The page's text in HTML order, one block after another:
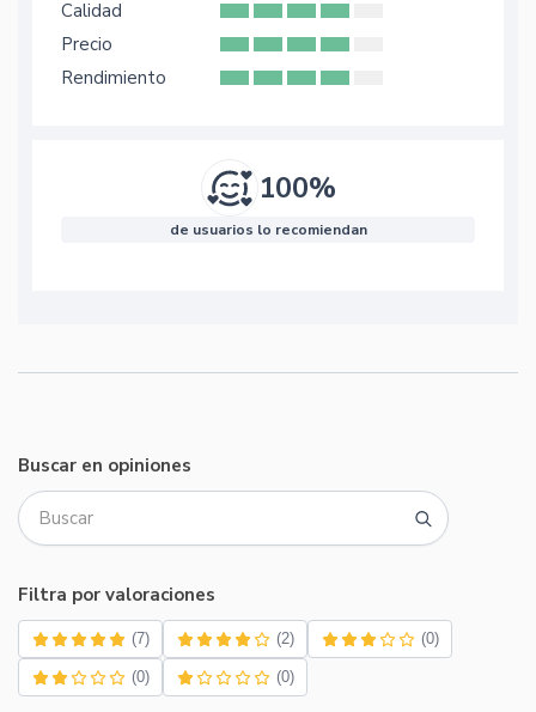
Calidad
Precio
Rendimiento
100%
de usuarios lo recomiendan
Buscar en opiniones
Filtra por valoraciones
(7) (2) (0)
(0) (0)